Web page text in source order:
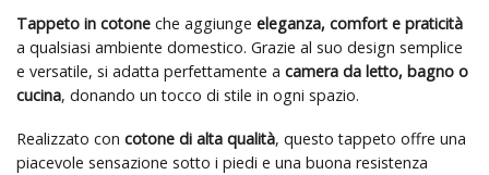
Tappeto in cotone che aggiunge eleganza, comfort e praticità
a qualsiasi ambiente domestico. Grazie al suo design semplice
e versatile, si adatta perfettamente a camera da letto, bagno o
cucina, donando un tocco di stile in ogni spazio.
Realizzato con cotone di alta qualità, questo tappeto offre una
piacevole sensazione sotto i piedi e una buona resistenza